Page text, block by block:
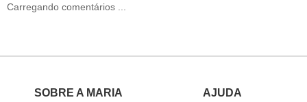
Carregando comentários ...
SOBRE A MARIA
AJUDA